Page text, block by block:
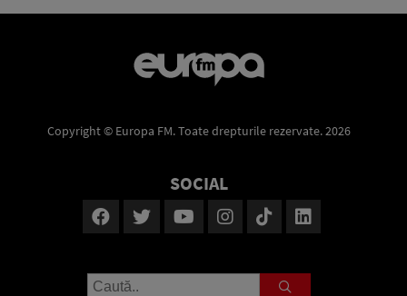
Copyright © Europa FM. Toate drepturile rezervate. 2026
SOCIAL